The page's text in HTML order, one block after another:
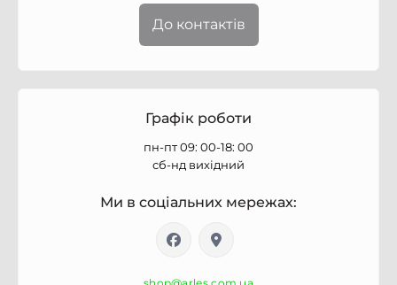
До контактів
Графік роботи
пн-пт 09: 00-18: 00
сб-нд вихідний
Ми в соціальних мережах: